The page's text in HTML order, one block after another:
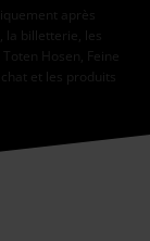
après
la billetterie, les
Hosen, Feine
et les produits